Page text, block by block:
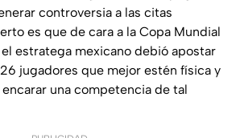
controversia a las citas
es que de cara a la Copa Mundial
estratega mexicano debió apostar
jugadores que mejor estén física y
una competencia de tal